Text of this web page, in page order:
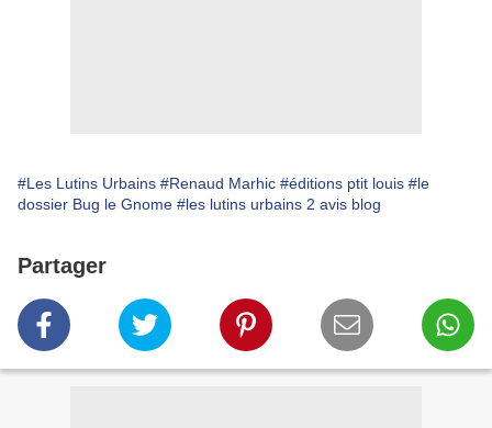
#Les Lutins Urbains #Renaud Marhic #éditions ptit louis #le
dossier Bug le Gnome #les lutins urbains 2 avis blog
Partager